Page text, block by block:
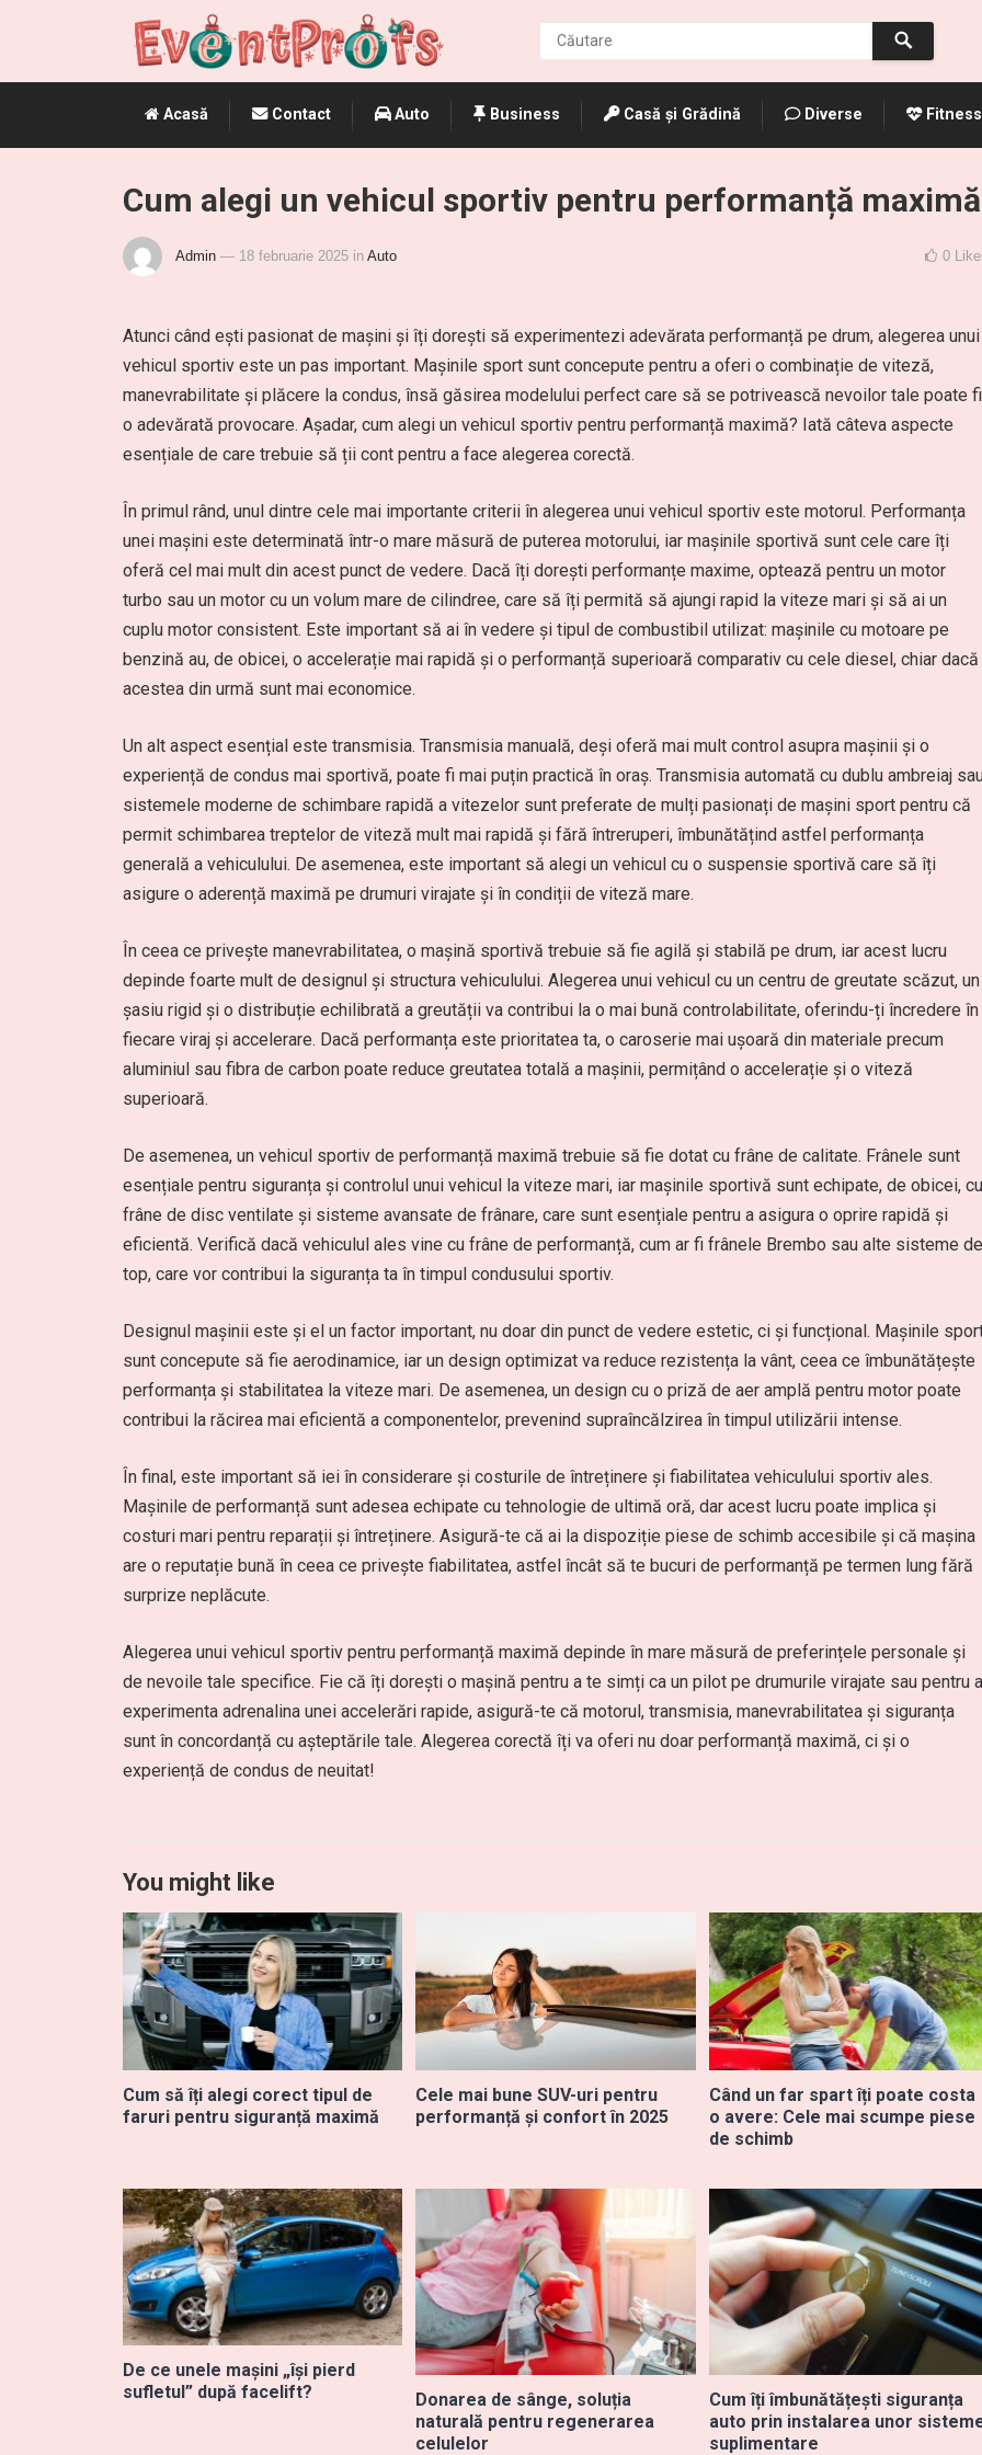
Acasă Contact Auto Business Casă și Grădină Diverse Fitness
Cum alegi un vehicul sportiv pentru performanță maximă
Admin — 18 februarie 2025 in Auto 0
Atunci când ești pasionat de mașini și îți dorești să experimentezi adevărata performanță pe drum, alegerea unui
vehicul sportiv este un pas important. Mașinile sport sunt concepute pentru a oferi o combinație de viteză,
manevrabilitate și plăcere la condus, însă găsirea modelului perfect care să se potrivească nevoilor tale poate fi
o adevărată provocare. Așadar, cum alegi un vehicul sportiv pentru performanță maximă? Iată câteva aspecte
esențiale de care trebuie să ții cont pentru a face alegerea corectă.
În primul rând, unul dintre cele mai importante criterii în alegerea unui vehicul sportiv este motorul. Performanța
unei mașini este determinată într-o mare măsură de puterea motorului, iar mașinile sportivă sunt cele care îți
oferă cel mai mult din acest punct de vedere. Dacă îți dorești performanțe maxime, optează pentru un motor
turbo sau un motor cu un volum mare de cilindree, care să îți permită să ajungi rapid la viteze mari și să ai un
cuplu motor consistent. Este important să ai în vedere și tipul de combustibil utilizat: mașinile cu motoare pe
benzină au, de obicei, o accelerație mai rapidă și o performanță superioară comparativ cu cele diesel, chiar dacă
acestea din urmă sunt mai economice.
Un alt aspect esențial este transmisia. Transmisia manuală, deși oferă mai mult control asupra mașinii și o
experiență de condus mai sportivă, poate fi mai puțin practică în oraș. Transmisia automată cu dublu ambreiaj
sistemele moderne de schimbare rapidă a vitezelor sunt preferate de mulți pasionați de mașini sport pentru că
permit schimbarea treptelor de viteză mult mai rapidă și fără întreruperi, îmbunătățind astfel performanța
generală a vehiculului. De asemenea, este important să alegi un vehicul cu o suspensie sportivă care să îți
asigure o aderență maximă pe drumuri virajate și în condiții de viteză mare.
În ceea ce privește manevrabilitatea, o mașină sportivă trebuie să fie agilă și stabilă pe drum, iar acest lucru
depinde foarte mult de designul și structura vehiculului. Alegerea unui vehicul cu un centru de greutate scăzut, un
șasiu rigid și o distribuție echilibrată a greutății va contribui la o mai bună controlabilitate, oferindu-ți încredere în
fiecare viraj și accelerare. Dacă performanța este prioritatea ta, o caroserie mai ușoară din materiale precum
aluminiul sau fibra de carbon poate reduce greutatea totală a mașinii, permițând o accelerație și o viteză
superioară.
De asemenea, un vehicul sportiv de performanță maximă trebuie să fie dotat cu frâne de calitate. Frânele sunt
esențiale pentru siguranța și controlul unui vehicul la viteze mari, iar mașinile sportivă sunt echipate, de obicei, cu
frâne de disc ventilate și sisteme avansate de frânare, care sunt esențiale pentru a asigura o oprire rapidă și
eficientă. Verifică dacă vehiculul ales vine cu frâne de performanță, cum ar fi frânele Brembo sau alte sisteme de
top, care vor contribui la siguranța ta în timpul condusului sportiv.
Designul mașinii este și el un factor important, nu doar din punct de vedere estetic, ci și funcțional. Mașinile
sunt concepute să fie aerodinamice, iar un design optimizat va reduce rezistența la vânt, ceea ce îmbunătățește
performanța și stabilitatea la viteze mari. De asemenea, un design cu o priză de aer amplă pentru motor poate
contribui la răcirea mai eficientă a componentelor, prevenind supraîncălzirea în timpul utilizării intense.
În final, este important să iei în considerare și costurile de întreținere și fiabilitatea vehiculului sportiv ales.
Mașinile de performanță sunt adesea echipate cu tehnologie de ultimă oră, dar acest lucru poate implica și
costuri mari pentru reparații și întreținere. Asigură-te că ai la dispoziție piese de schimb accesibile și că mașina
are o reputație bună în ceea ce privește fiabilitatea, astfel încât să te bucuri de performanță pe termen lung fără
surprize neplăcute.
Alegerea unui vehicul sportiv pentru performanță maximă depinde în mare măsură de preferințele personale și
de nevoile tale specifice. Fie că îți dorești o mașină pentru a te simți ca un pilot pe drumurile virajate sau pentru a
experimenta adrenalina unei accelerări rapide, asigură-te că motorul, transmisia, manevrabilitatea și siguranța
sunt în concordanță cu așteptările tale. Alegerea corectă îți va oferi nu doar performanță maximă, ci și o
experiență de condus de neuitat!
You might like
Cum să îți alegi corect tipul de
faruri pentru siguranță maximă
Cele mai bune SUV-uri pentru
performanță și confort în 2025
Când un far spart îți poate costa
o avere: Cele mai scumpe piese
de schimb
De ce unele mașini „își pierd
sufletul” după facelift?
Donarea de sânge, soluția
naturală pentru regenerarea
celulelor
Cum îți îmbunătățești siguranța
auto prin instalarea unor
suplimentare